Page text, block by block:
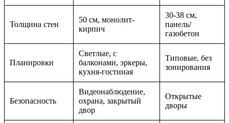
Толщина стен
50 см, монолит-
кирпич
30-38 см,
панель/
газобетон
Планировки
Светлые, с
балконами, эркеры,
кухня-гостиная
Типовые, без
зонирования
Безопасность
Видеонаблюдение,
охрана, закрытый
двор
Открытые
дворы